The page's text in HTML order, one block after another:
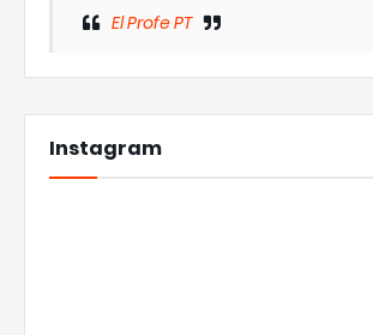
El Profe PT
Instagram